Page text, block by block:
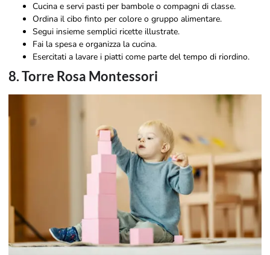
Cucina e servi pasti per bambole o compagni di classe.
Ordina il cibo finto per colore o gruppo alimentare.
Segui insieme semplici ricette illustrate.
Fai la spesa e organizza la cucina.
Esercitati a lavare i piatti come parte del tempo di riordino.
8. Torre Rosa Montessori